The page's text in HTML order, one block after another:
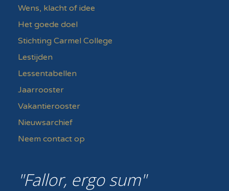
Wens, klacht of idee
Het goede doel
Stichting Carmel College
Lestijden
Lessentabellen
Jaarrooster
Vakantierooster
Nieuwsarchief
Neem contact op
Fallor, ergo sum